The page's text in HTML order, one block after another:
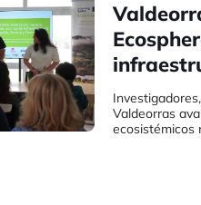
Valdeorras
ecosistémicos